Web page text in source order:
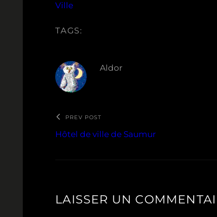
Ville
TAGS:
Aldor
PREV POST
Hôtel de ville de Saumur
LAISSER UN